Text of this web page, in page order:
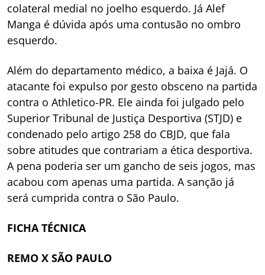
colateral medial no joelho esquerdo. Já Alef
Manga é dúvida após uma contusão no ombro
esquerdo.
Além do departamento médico, a baixa é Jajá. O
atacante foi expulso por gesto obsceno na partida
contra o Athletico-PR. Ele ainda foi julgado pelo
Superior Tribunal de Justiça Desportiva (STJD) e
condenado pelo artigo 258 do CBJD, que fala
sobre atitudes que contrariam a ética desportiva.
A pena poderia ser um gancho de seis jogos, mas
acabou com apenas uma partida. A sanção já
será cumprida contra o São Paulo.
FICHA TÉCNICA
REMO X SÃO PAULO